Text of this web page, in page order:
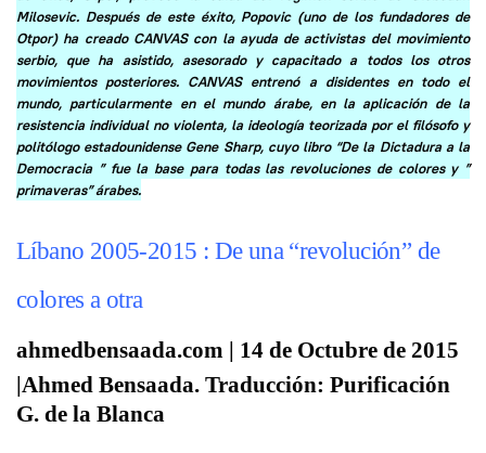
Milosevic. Después de este éxito, Popovic (uno de los fundadores de
Otpor) ha creado CANVAS con la ayuda de activistas del movimiento
serbio, que ha asistido, asesorado y capacitado a todos los otros
movimientos posteriores. CANVAS entrenó a disidentes en todo el
mundo, particularmente en el mundo árabe, en la aplicación de la
resistencia individual no violenta, la ideología teorizada por el filósofo y
politólogo estadounidense Gene Sharp, cuyo libro “De la Dictadura a la
Democracia ” fue la base para todas las revoluciones de colores y ”
primaveras” árabes.
Líbano 2005-2015 : De una “revolución” de
colores a otra
ahmedbensaada.com | 14 de Octubre de 2015
|Ahmed Bensaada. Traducción: Purificación
G. de la Blanca